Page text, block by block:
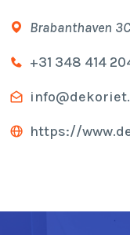
Brabanthaven
+31 348 414
https://